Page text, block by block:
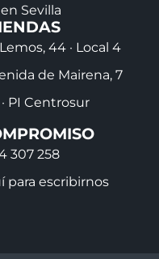
Sevilla
44 · Local 4
de Mairena, 7
PI Centrosur
307 258
para escribirnos